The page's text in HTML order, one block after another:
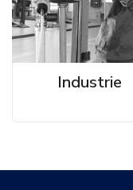
Industrie